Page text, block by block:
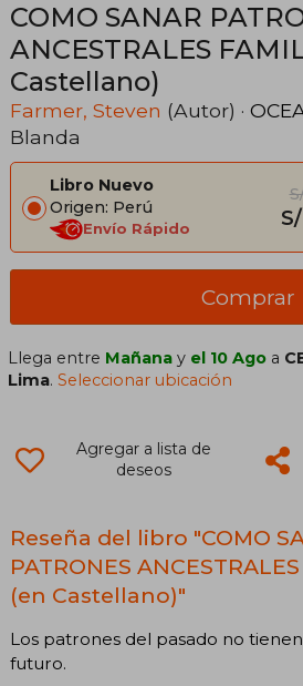
COMO SANAR
ANCESTRALES
Castellano)
Farmer, Steven (Autor) ·
Blanda
Libro Nuevo
Origen: Perú
Envío Rápido
Comprar
Llega entre Mañana y el 10 Ago a
Lima.Seleccionar ubicación
Agregar a lista de
deseos
Reseña del libro "COMO
PATRONES
(en Castellano)"
Los patrones del pasado no
futuro.